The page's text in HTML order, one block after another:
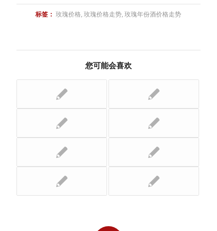
标签： 玫瑰价格,玫瑰价格走势,玫瑰年份酒价格走势
您可能会喜欢